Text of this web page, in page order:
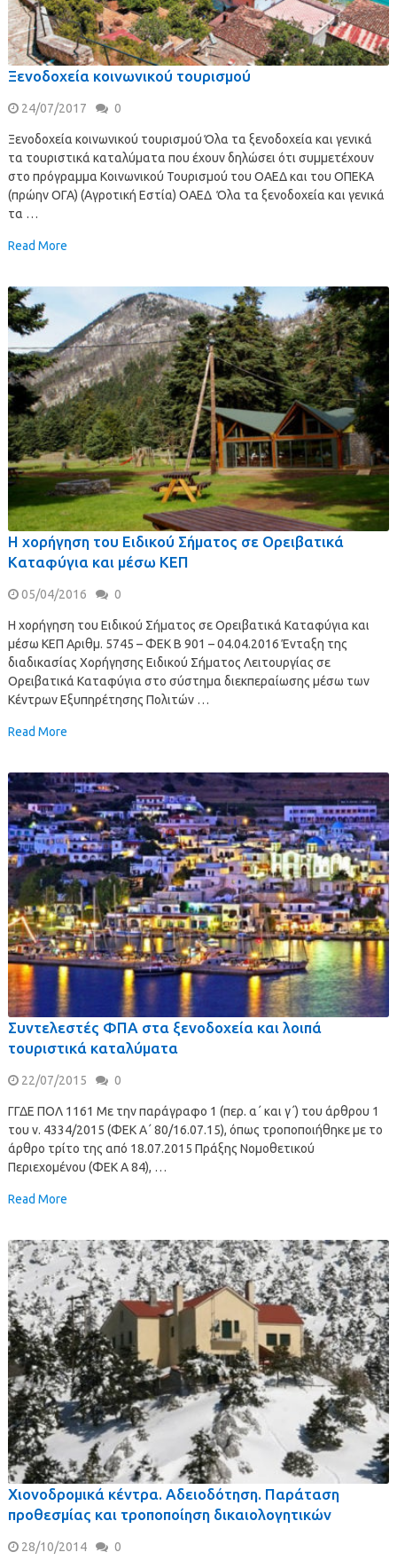
Ξενοδοχεία κοινωνικού τουρισμού
24/07/2017 0
Ξενοδοχεία κοινωνικού τουρισμού Όλα τα ξενοδοχεία και γενικά
τα τουριστικά καταλύματα που έχουν δηλώσει ότι συμμετέχουν
στο πρόγραμμα Κοινωνικού Τουρισμού του ΟΑΕΔ και του ΟΠΕΚΑ
(πρώην ΟΓΑ) (Αγροτική Εστία) ΟΑΕΔ Όλα τα ξενοδοχεία και γενικά
τα …
Read More
Η χορήγηση του Ειδικού Σήματος σε Ορειβατικά
Καταφύγια και μέσω ΚΕΠ
05/04/2016 0
Η χορήγηση του Ειδικού Σήματος σε Ορειβατικά Καταφύγια και
μέσω ΚΕΠ Αριθμ. 5745 – ΦΕΚ B 901 – 04.04.2016 Ένταξη της
διαδικασίας Χορήγησης Ειδικού Σήματος Λειτουργίας σε
Ορειβατικά Καταφύγια στο σύστημα διεκπεραίωσης μέσω των
Κέντρων Εξυπηρέτησης Πολιτών …
Read More
Συντελεστές ΦΠΑ στα ξενοδοχεία και λοιπά
τουριστικά καταλύματα
22/07/2015 0
ΓΓΔΕ ΠΟΛ 1161 Με την παράγραφο 1 (περ. α΄ και γ΄) του άρθρου 1
του ν. 4334/2015 (ΦΕΚ Α΄ 80/16.07.15), όπως τροποποιήθηκε με το
άρθρο τρίτο της από 18.07.2015 Πράξης Νομοθετικού
Περιεχομένου (ΦΕΚ Α 84), …
Read More
Χιονοδρομικά κέντρα. Αδειοδότηση. Παράταση
προθεσμίας και τροποποίηση δικαιολογητικών
28/10/2014 0